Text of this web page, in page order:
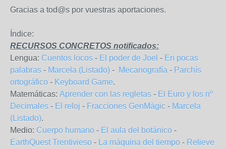
Gracias a tod@s por vuestras aportaciones.
Índice:
RECURSOS CONCRETOS notificados:
Lengua: Cuentos locos - El poder de Joel - En pocas
palabras - Marcela (Listado) - Mecanografía - Parchís
ortográfico - Keyboard Game.
Matemáticas: Aprender con las regletas - El Euro y los nº
Decimales - El reloj - Fracciones GenMàgic - Marcela
(Listado).
Medio: Cuerpo humano - El aula del botánico -
EarthQuest Trentivieso - La máquina del tiempo - Relieve